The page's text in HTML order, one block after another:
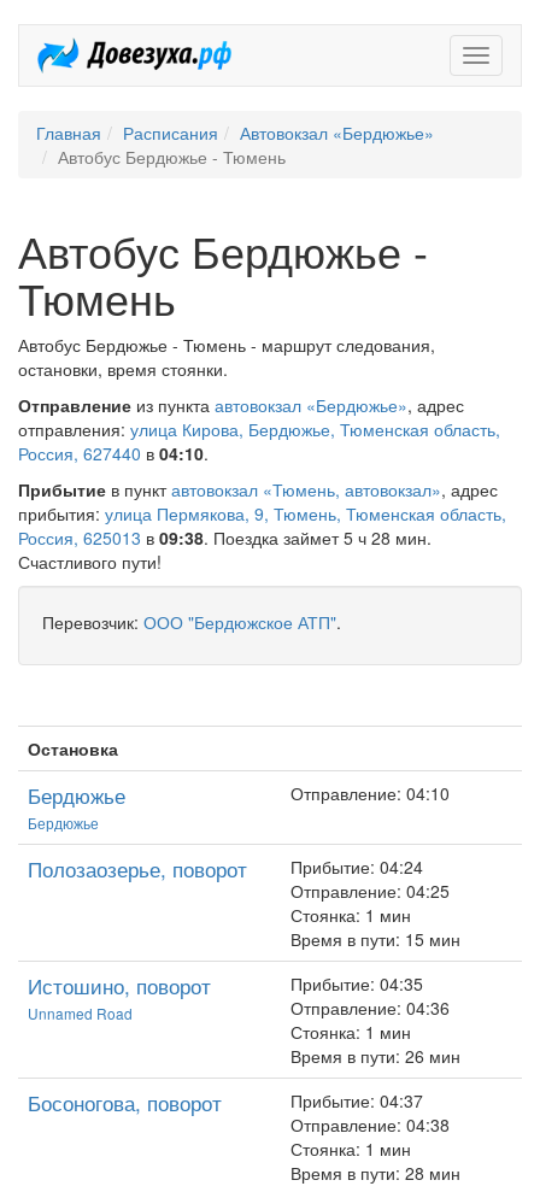
Главная Расписания
Автовокзал «Бердюжье»
Автобус Бердюжье - Тюмень
Автобус Бердюжье -
Тюмень
Автобус Бердюжье - Тюмень - маршрут следования,
остановки, время стоянки.
Отправление из пункта автовокзал «Бердюжье», адрес
отправления: улица Кирова, Бердюжье, Тюменская область,
Россия, 627440 в 04:10.
Прибытие в пунктавтовокзал «Тюмень, автовокзал», адрес
прибытия: улица Пермякова, 9, Тюмень, Тюменская область,
Россия, 625013 в 09:38. Поездка займет 5 ч 28 мин.
Счастливого пути!
Перевозчик: ООО "Бердюжское АТП".
Остановка
Бердюжье
Бердюжье
Отправление: 04:10
Полозаозерье, поворот
Прибытие: 04:24
Отправление: 04:25
Стоянка: 1 мин
Время в пути: 15 мин
Истошино, поворот
Unnamed Road
Прибытие: 04:35
Отправление: 04:36
Стоянка: 1 мин
Время в пути: 26 мин
Босоногова, поворот
Прибытие: 04:37
Отправление: 04:38
Стоянка: 1 мин
Время в пути: 28 мин